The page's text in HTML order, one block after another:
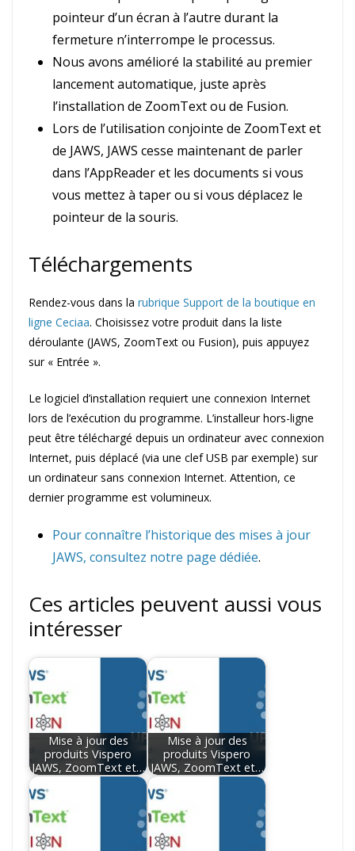
pointeur d’un écran à l’autre durant la
fermeture n’interrompe le processus.
Nous avons amélioré la stabilité au premier
lancement automatique, juste après
l’installation de ZoomText ou de Fusion.
Lors de l’utilisation conjointe de ZoomText et
de JAWS, JAWS cesse maintenant de parler
dans l’AppReader et les documents si vous
vous mettez à taper ou si vous déplacez le
pointeur de la souris.
Téléchargements
Rendez-vous dans la rubrique Support de la boutique en
ligne Ceciaa. Choisissez votre produit dans la liste
déroulante (JAWS, ZoomText ou Fusion), puis appuyez
sur « Entrée ».
Le logiciel d’installation requiert une connexion Internet
lors de l’exécution du programme. L’installeur hors-ligne
peut être téléchargé depuis un ordinateur avec connexion
Internet, puis déplacé (via une clef USB par exemple) sur
un ordinateur sans connexion Internet. Attention, ce
dernier programme est volumineux.
Pour connaître l’historique des mises à jour
JAWS, consultez notre page dédiée.
Ces articles peuvent aussi vous
intéresser
Mise à jour des
produits Vispero
JAWS, ZoomText et…
Mise à jour des
produits Vispero
JAWS, ZoomText et…